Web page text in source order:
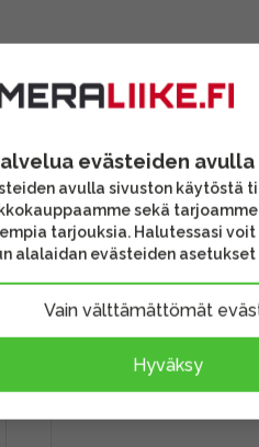
Fujifilm Fujinon XF 1.4X
evästeiden avulla
avulla sivuston käytöstä
sekä
tarjouksia. Halutessasi
alalaidan evästeiden asetukset
Vain välttämättömät
Hyväksy